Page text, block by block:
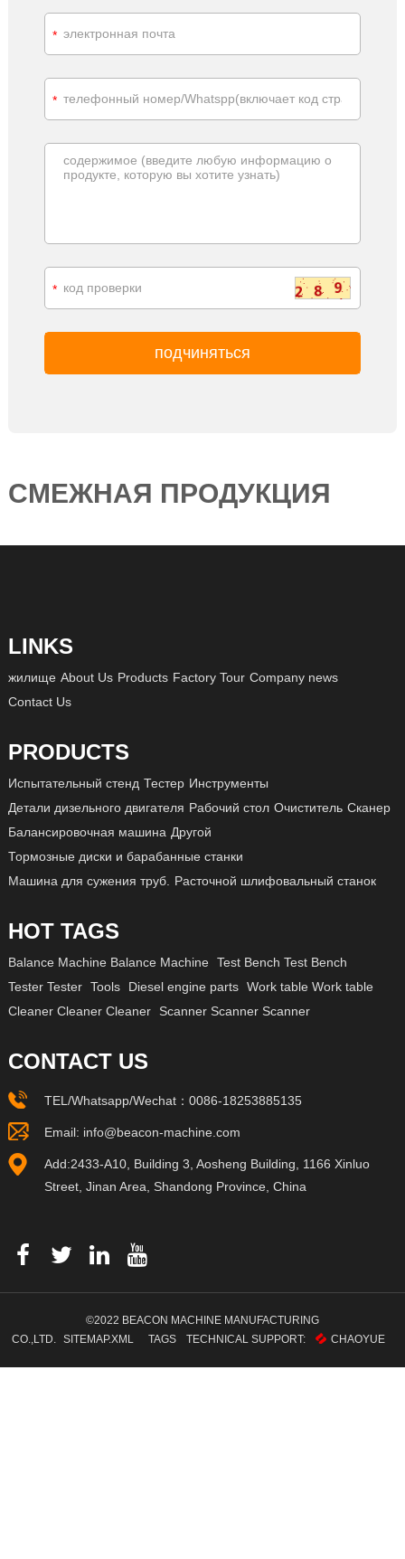
*
*
*
СМЕЖНАЯ ПРОДУКЦИЯ
LINKS
жилище About Us Products Factory Tour Company news
Contact Us
PRODUCTS
Испытательный стенд Тестер Инструменты
Детали дизельного двигателя Рабочий стол Очиститель Сканер
Балансировочная машина Другой
Тормозные диски и барабанные станки
Машина для сужения труб.
Расточной шлифовальный станок
HOT TAGS
Balance Machine Balance Machine
Test Bench Test Bench
Tester Tester Tools Diesel engine parts Work table Work table
Cleaner Cleaner Cleaner
Scanner Scanner Scanner
CONTACT US
TEL/Whatsapp/Wechat： 0086-18253885135
Email: info@beacon-machine.com
Add:2433-A10, Building 3, Aosheng Building, 1166 Xinluo
Street, Jinan Area, Shandong Province, China
©2022 BEACON MACHINE MANUFACTURING
CO.,LTD.
SITEMAP.XML TAGS TECHNICAL SUPPORT: CHAOYUE